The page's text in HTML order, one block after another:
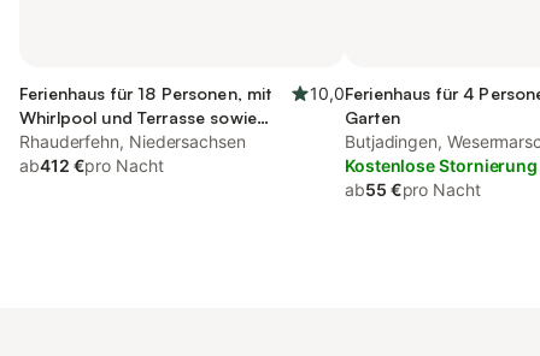
Ferienhaus für 18 Personen, mit
Whirlpool und Terrasse sowie
Garten und Sauna
10,0
Rhauderfehn, Niedersachsen
ab412 €pro Nacht
Ferienhaus für 4
Garten
Butjadingen,
Kostenlose Stornierung
ab55 €pro Nacht